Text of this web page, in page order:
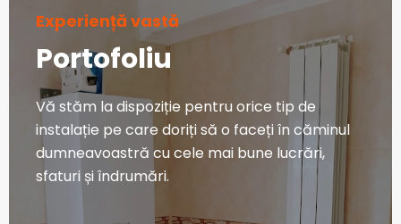
Experiență vastă
Portofoliu
Vă stăm la dispoziție pentru orice tip de
instalație pe care doriți să o faceți în căminul
dumneavoastră cu cele mai bune lucrări,
sfaturi și îndrumări.